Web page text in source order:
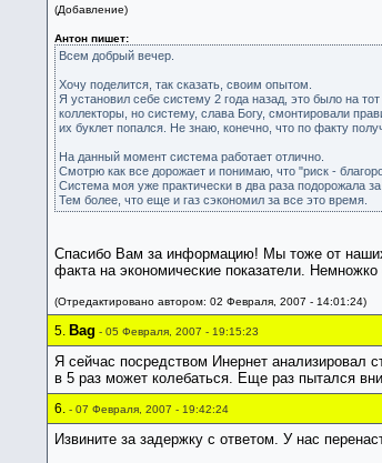
(Добавление)
Антон пишет:
Всем добрый вечер.
Хочу поделится, так сказать, своим опытом.
Я установил себе систему 2 года назад, это было на
коллекторы, но систему, слава Богу, смонтировали
их буклет попался. Не знаю, конечно, что по факту
На данный момент система работает отлично.
Смотрю как все дорожает и понимаю, что "риск -
Система моя уже практически в два раза подорожала
Тем более, что еще и газ сэкономил за все это время.
Спасибо Вам за информацию! Мы тоже от
факта на экономические показатели.
(Отредактировано автором: 02 Февраля, 2007 - 14:01:24)
5. Bag - 05 Февраля, 2007 - 19:15:23
Я сейчас посредством Инернет анализировал
в 5 раз может колебаться. Еще раз пытался
6. - 07 Февраля, 2007 - 19:42:24
Извините за задержку с ответом. У нас